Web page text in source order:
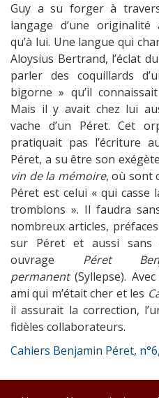
Guy a su forger à
langage d’une originalité
qu’à lui. Une langue qui
Aloysius Bertrand, l’éclat
parler des coquillards
bigorne » qu’il
Mais il y avait chez lui
vache d’un Péret. Cet
pratiquait pas l’écriture
Péret, a su être son
vin de la mémoire, où sont
Péret est celui « qui casse
tromblons ». Il faudra
nombreux articles,
sur Péret et aussi
ouvrage Péret
permanent(Syllepse).
ami qui m’était cher et les
il assurait la correction,
fidèles collaborateurs.
Cahiers Benjamin Péret,